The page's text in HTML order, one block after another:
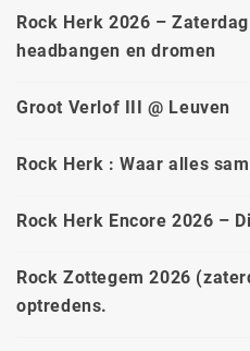
Rock Herk 2026 –
headbangen en dromen
Groot Verlof III @ Leuven
Rock Herk : Waar alles
Rock Herk Encore 2026 –
Rock Zottegem 2026
optredens.